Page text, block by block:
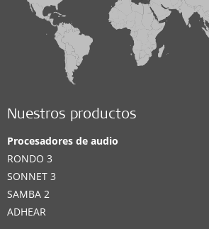
Nuestros productos
Procesadores de audio
RONDO 3
SONNET 3
SAMBA 2
ADHEAR